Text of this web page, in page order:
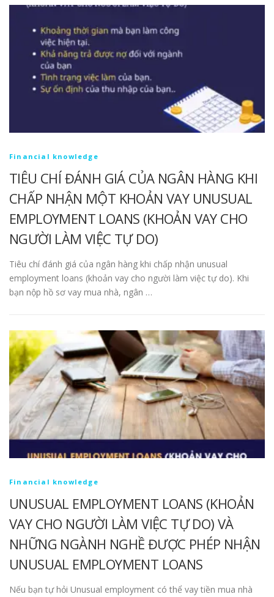
Financial knowledge
TIÊU CHÍ ĐÁNH GIÁ CỦA NGÂN HÀNG KHI
CHẤP NHẬN MỘT KHOẢN VAY UNUSUAL
EMPLOYMENT LOANS (KHOẢN VAY CHO
NGƯỜI LÀM VIỆC TỰ DO)
Tiêu chí đánh giá của ngân hàng khi chấp nhận unusual
employment loans (khoản vay cho người làm việc tự do). Khi
bạn nộp hồ sơ vay mua nhà, ngân …
Financial knowledge
UNUSUAL EMPLOYMENT LOANS (KHOẢN
VAY CHO NGƯỜI LÀM VIỆC TỰ DO) VÀ
NHỮNG NGÀNH NGHỀ ĐƯỢC PHÉP NHẬN
UNUSUAL EMPLOYMENT LOANS
Nếu bạn tự hỏi Unusual employment có thể vay tiền mua nhà